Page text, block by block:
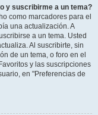
y suscribirme a un tema?
como marcadores para el
una actualización. A
a un tema. Usted
Al suscribirte, sin
de un tema, o foro en el
y las suscripciones
en "Preferencias de